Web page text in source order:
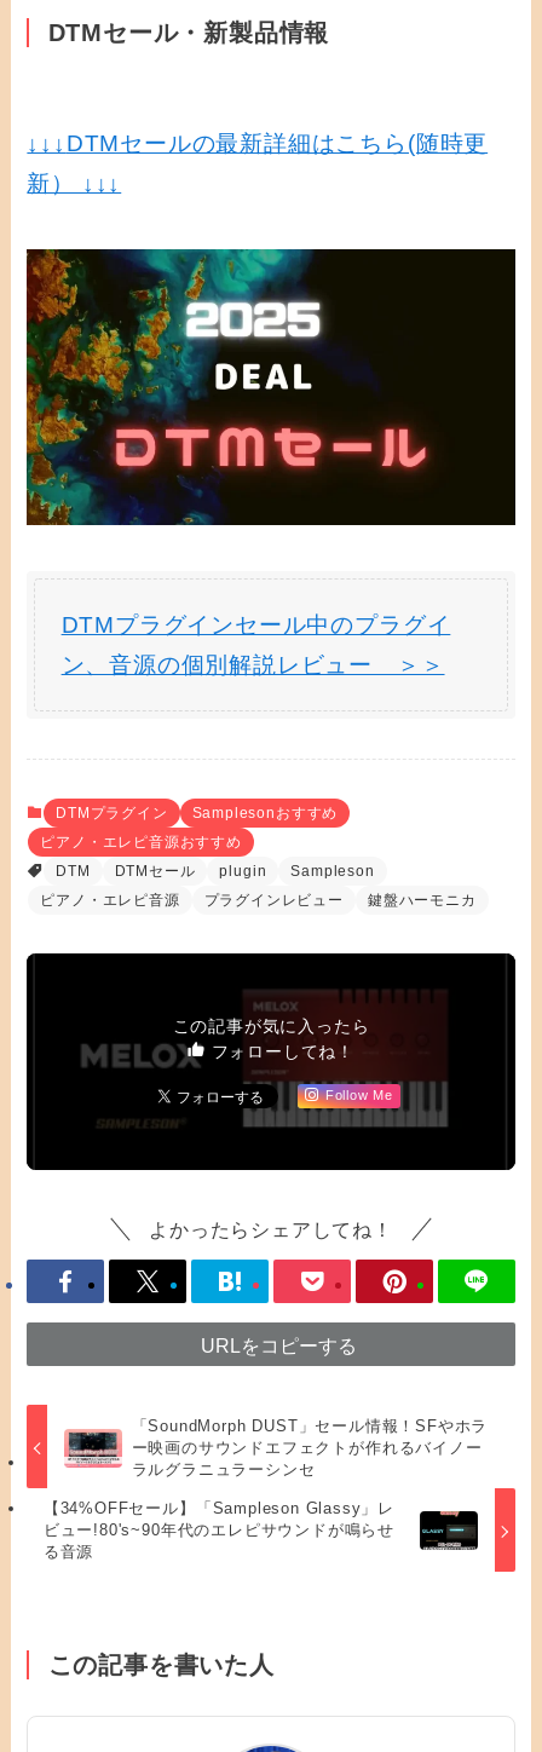
DTMセール・新製品情報
↓↓↓ DTMセールの最新詳細はこちら(随時更
新） ↓↓↓
DTMプラグインセール中のプラグイ
ン、音源の個別解説レビュー ＞＞
DTMプラグイン
Samplesonおすすめ
ピアノ・エレピ音源おすすめ
DTM
DTMセール plugin
Sampleson
ピアノ・エレピ音源
プラグインレビュー 鍵盤ハーモニカ
この記事が気に入ったら
フォローしてね！
Follow Me
よかったらシェアしてね！
URLをコピーする
「SoundMorph DUST」セール情報！SFやホラ
ー映画のサウンドエフェクトが作れるバイノー
ラルグラニュラーシンセ
【34%OFFセール】「Sampleson Glassy」レ
ビュー!80's~90年代のエレピサウンドが鳴らせ
る音源
この記事を書いた人